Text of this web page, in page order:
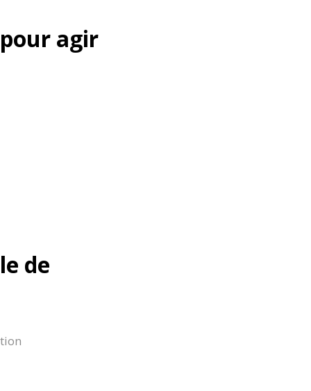
agir
de